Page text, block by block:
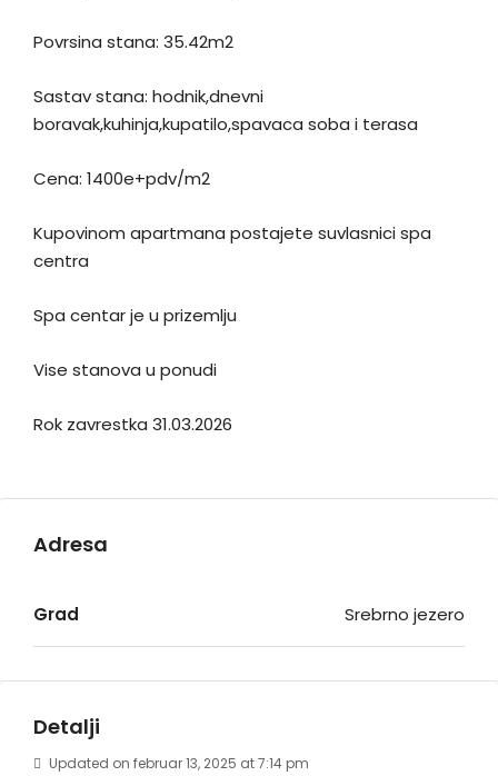
Povrsina stana: 35.42m2
Sastav stana: hodnik,dnevni
boravak,kuhinja,kupatilo,spavaca soba i terasa
Cena: 1400e+pdv/m2
Kupovinom apartmana postajete suvlasnici spa
centra
Spa centar je u prizemlju
Vise stanova u ponudi
Rok zavrestka 31.03.2026
Adresa
Grad Srebrno jezero
Detalji
Updated on februar 13, 2025 at 7:14 pm